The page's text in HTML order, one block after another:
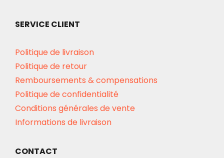
SERVICE CLIENT
Politique de livraison
Politique de retour
Remboursements & compensations
Politique de confidentialité
Conditions générales de vente
Informations de livraison
CONTACT